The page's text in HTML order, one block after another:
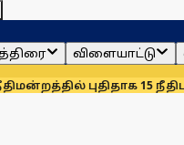
விளையாட்டு
புதிதாக 15